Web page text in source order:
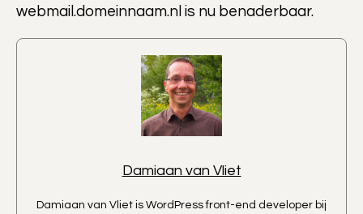
webmail.domeinnaam.nl is nu benaderbaar.
Damiaan van Vliet
Damiaan van Vliet is WordPress front-end developer bij